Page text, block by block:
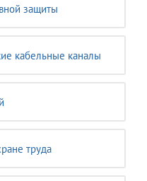
защиты
кабельные каналы
труда